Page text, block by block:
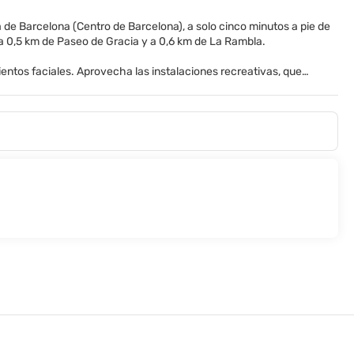
Barcelona (Centro de Barcelona), a solo cinco minutos a pie de
spa se encuentra a 0,5 km de Paseo de Gracia y a 0,6 km de La Rambla.
faciales. Aprovecha las instalaciones recreativas, que
televisión de pantalla plana. La conexión wifi gratis te mantendrá
está provisto de artículos de higiene personal gratuitos y
escritorio y teléfono.
para comer en su bar-cafetería. Disfruta de tu bebida favorita
se ofrece de lunes a viernes de 07:00 a 10:30, mientras que